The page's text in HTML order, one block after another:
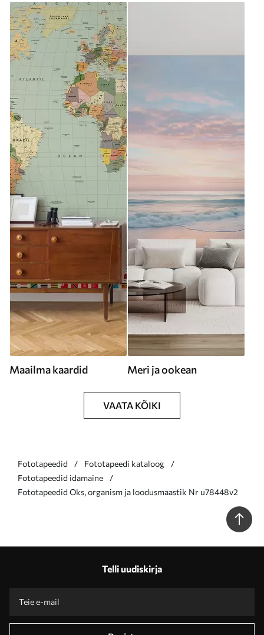
Maailma kaardid Meri ja ookean
VAATA KÕIKI
Fototapeedid
Fototapeedi kataloog
Fototapeedid idamaine
Fototapeedid Oks, organism ja loodusmaastik Nr u78448v2
Telli uudiskirja